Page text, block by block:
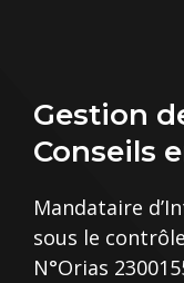
Gestion
Conseils
Mandataire
sous le contrôle
N°Orias